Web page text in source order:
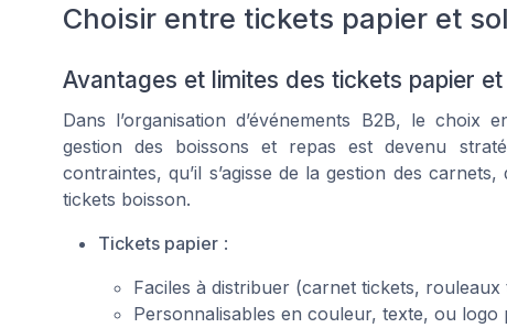
Choisir entre tickets papier et
Avantages et limites des tickets papier
Dans l’organisation d’événements B2B, le
gestion des boissons et repas est devenu
contraintes, qu’il s’agisse de la gestion des
tickets boisson.
Tickets papier :
Faciles à distribuer (carnet tickets,
Personnalisables en couleur, texte, ou logo